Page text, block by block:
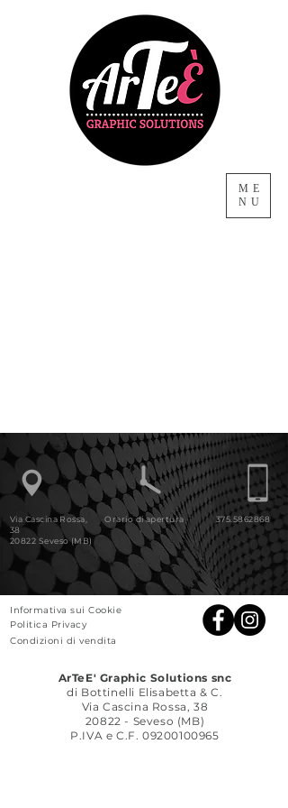
ME
NU
Via Cascina Rossa,
38
20822 Seveso (MB)
Orario di apertura 375.5862868
Condizioni di vendita
Politica Privacy
Informativa sui Cookie
ArTeE' Graphic Solutions snc
di Bottinelli Elisabetta & C.
Via Cascina Rossa, 38
20822 - Seveso (MB)
P.IVA e C.F.09200100965